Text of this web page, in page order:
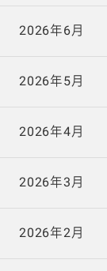
2026年6月
2026年5月
2026年4月
2026年3月
2026年2月